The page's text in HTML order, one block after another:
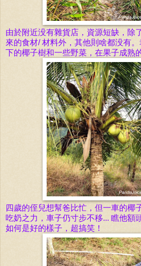
由於附近没有雜貨店，資源短缺，除
來的食材/ 材料外，其他則啥都没有
下的椰子樹和一些野菜，在果子成熟
四歲的侄兒想幫爸比忙，但一車的椰
吃奶之力，車子仍寸步不移... 瞧他額
如何是好的樣子，超搞笑！